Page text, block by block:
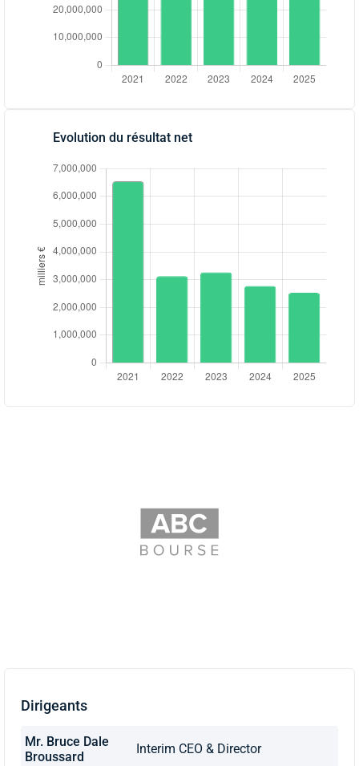
Evolution du résultat net
Dirigeants
Mr. Bruce Dale
Broussard
Interim CEO & Director